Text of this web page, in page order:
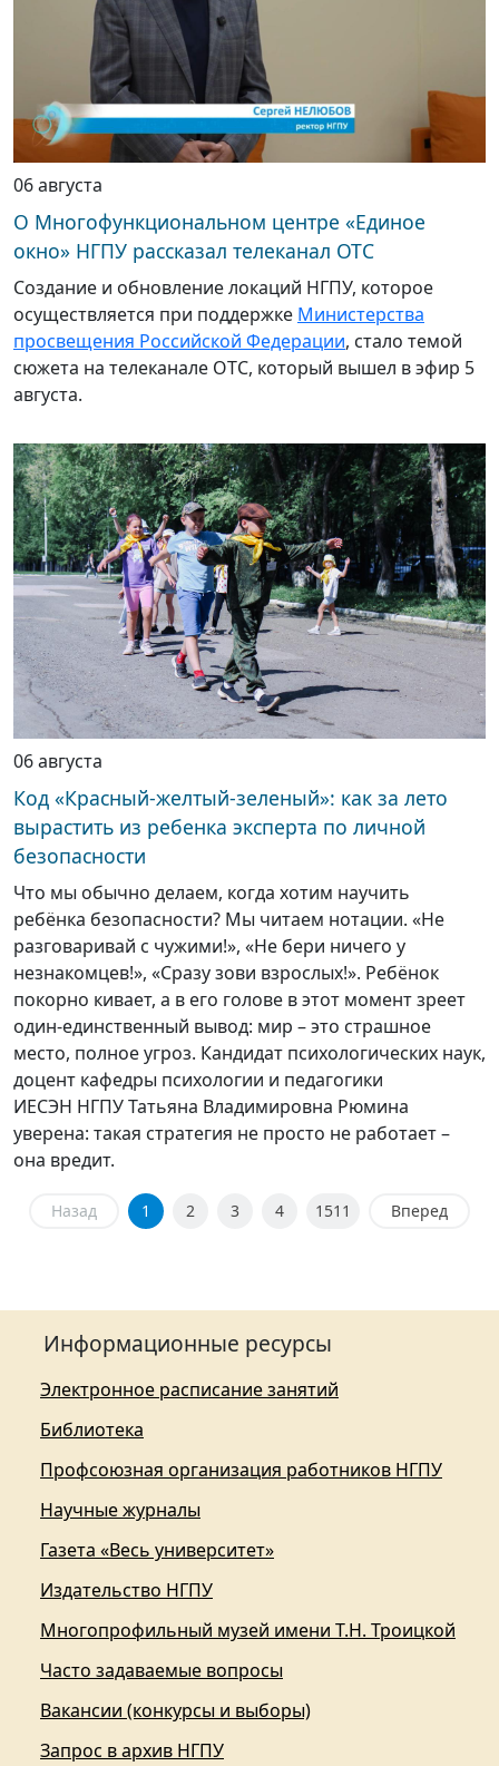
06 августа
О Многофункциональном центре «Единое
окно» НГПУ рассказал телеканал ОТС
Создание и обновление локаций НГПУ, которое
осуществляется при поддержке Министерства
просвещения Российской Федерации, стало темой
сюжета на телеканале ОТС, который вышел в эфир 5
августа.
06 августа
Код «Красный-желтый-зеленый»: как за лето
вырастить из ребенка эксперта по личной
безопасности
Что мы обычно делаем, когда хотим научить
ребёнка безопасности? Мы читаем нотации. «Не
разговаривай с чужими!», «Не бери ничего у
незнакомцев!», «Сразу зови взрослых!». Ребёнок
покорно кивает, а в его голове в этот момент зреет
один-единственный вывод: мир – это страшное
место, полное угроз. Кандидат психологических наук,
доцент кафедры психологии и педагогики
ИЕСЭН НГПУ Татьяна Владимировна Рюмина
уверена: такая стратегия не просто не работает –
она вредит.
Назад 1 2 3 4 1511 Вперед
Информационные ресурсы
Электронное расписание занятий
Библиотека
Профсоюзная организация работников НГПУ
Научные журналы
Газета «Весь университет»
Издательство НГПУ
Многопрофильный музей имени Т.Н. Троицкой
Часто задаваемые вопросы
Вакансии (конкурсы и выборы)
Запрос в архив НГПУ